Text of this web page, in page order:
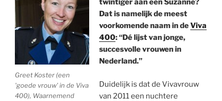
Greet Koster (een
'goede vrouw' in de Viva
400), Waarnemend
twintiger aan een Suzanne?
Dat is namelijk de meest
voorkomende naam in deViva
400: “Dé lijst van jonge,
succesvolle vrouwen in
Nederland.”
Duidelijk is dat de Vivavrouw
van 2011 een nuchtere